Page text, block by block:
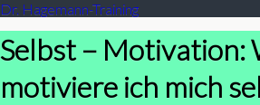
Dr. Hagemann-Training
Selbst – Motivation:
motiviere ich mich